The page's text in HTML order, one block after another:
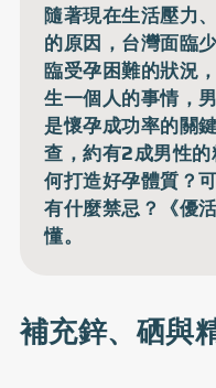
隨著現在生活壓力
的原因，台灣面臨
臨受孕困難的狀況
生一個人的事情，
是懷孕成功率的關
查，約有2成男性
何打造好孕體質？
有什麼禁忌？《優
懂。
補充鋅、硒與